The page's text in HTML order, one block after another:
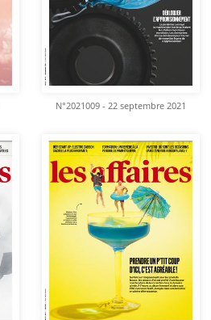
N°2021009 - 22 septembre 2021